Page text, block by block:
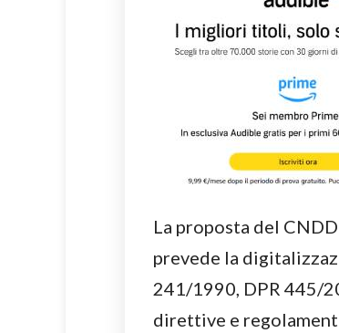
La proposta del
prevede la
241/1990, DPR 445/
direttive e